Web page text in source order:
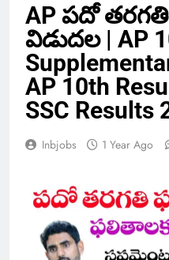
AP పదో
విడుదల | AP
AP 10th
SSC Results
Inbjobs 1 Year Ago